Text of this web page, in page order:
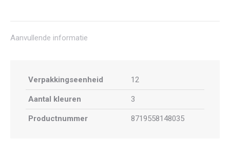
Aanvullende informatie
Verpakkingseenheid 12
Aantal kleuren 3
Productnummer 8719558148035